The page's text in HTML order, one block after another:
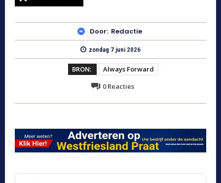
Door: Redactie
zondag 7 juni 2026
BRON:
Always Forward
0Reacties